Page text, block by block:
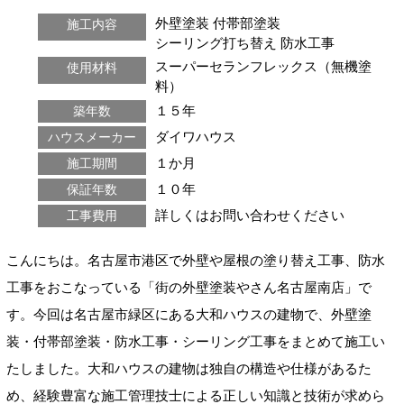
施工内容 外壁塗装 付帯部塗装
シーリング打ち替え 防水工事
使用材料
スーパーセランフレックス（無機塗
料）
築年数 １５年
ハウスメーカー ダイワハウス
施工期間 １か月
保証年数 １０年
工事費用 詳しくはお問い合わせください
こんにちは。名古屋市港区で外壁や屋根の塗り替え工事、防水
工事をおこなっている「街の外壁塗装やさん名古屋南店」で
す。今回は名古屋市緑区にある大和ハウスの建物で、外壁塗
装・付帯部塗装・防水工事・シーリング工事をまとめて施工い
たしました。大和ハウスの建物は独自の構造や仕様があるた
め、経験豊富な施工管理技士による正しい知識と技術が求めら